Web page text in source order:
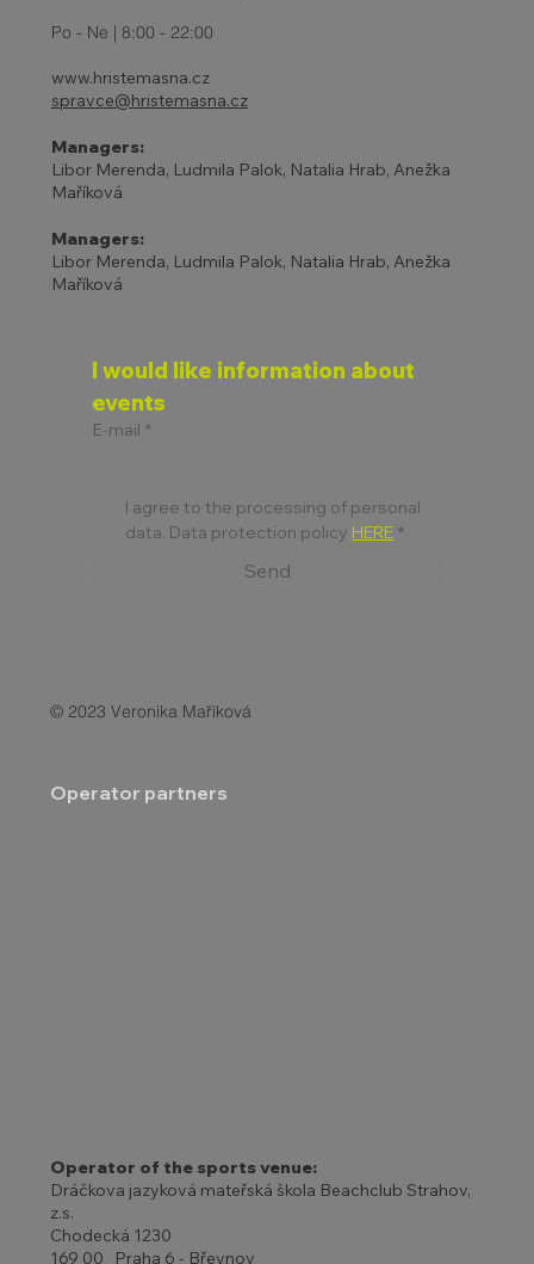
Operator of the sports venue:
Dráčkova jazyková mateřská škola Beachclub Strahov,
z.s.
Chodecká 1230
169 00 Praha 6 - Břevnov
Po - Ne | 8:00 - 22:00
www.hristemasna.cz
spravce@hristemasna.cz
Managers:
Libor Merenda, Ludmila Palok, Natalia Hrab, Anežka
Maříková
Managers:
Libor Merenda, Ludmila Palok, Natalia Hrab, Anežka
Maříková
I would like information about
events
E-mail *
I agree to the processing of personal
data. Data protection policy HERE *
Send
© 2023 Veronika Maříková
Operator partners